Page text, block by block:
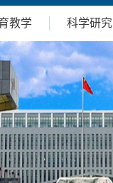
教学 科学研究